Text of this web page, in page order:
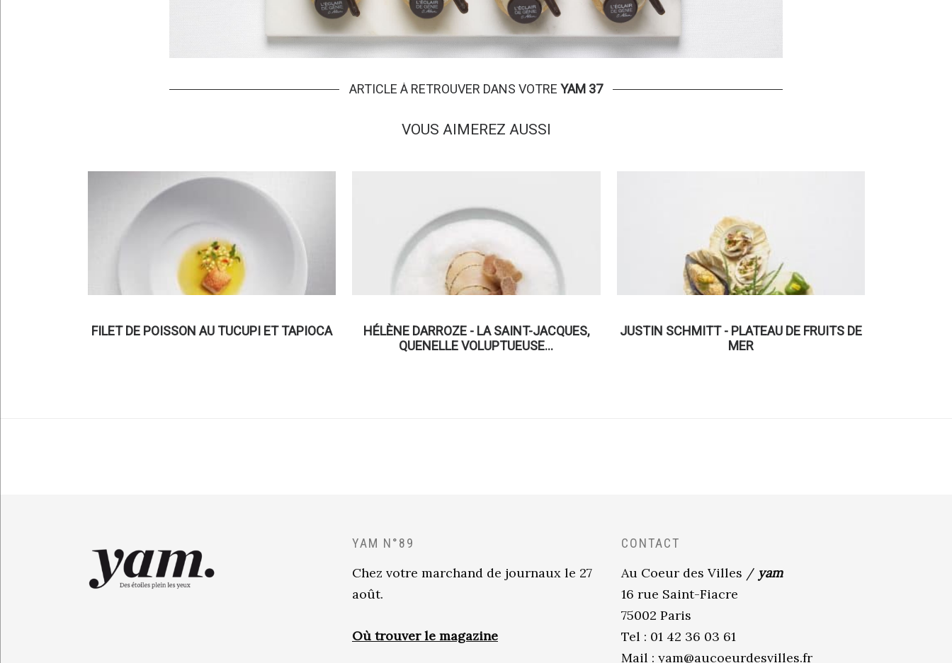
ARTICLE À RETROUVER DANS VOTRE YAM 37
VOUS AIMEREZ AUSSI
FILET DE POISSON AU TUCUPI ET TAPIOCA
HÉLÈNE DARROZE - LA SAINT-JACQUES,
QUENELLE VOLUPTUEUSE…
JUSTIN SCHMITT - PLATEAU DE FRUITS DE
MER
YAM N°89
Chez votre marchand de journaux le 27
août.
Où trouver le magazine
CONTACT
Au Coeur des Villes / yam
16 rue Saint-Fiacre
75002 Paris
Tel : 01 42 36 03 61
Mail : yam@aucoeurdesvilles.fr